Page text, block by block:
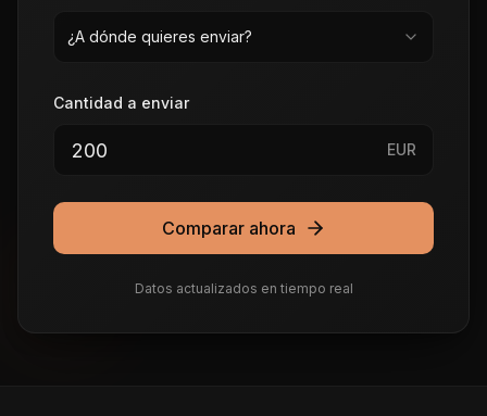
¿A dónde quieres enviar?
Cantidad a enviar
EUR
Comparar ahora
Datos actualizados en tiempo real